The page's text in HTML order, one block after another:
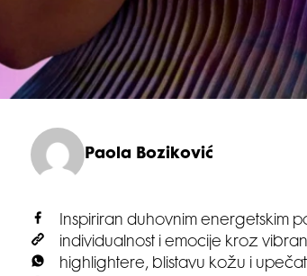
Paola Boziković
Inspiriran duhovnim energetskim
individualnost i emocije kroz
highlightere, blistavu kožu i